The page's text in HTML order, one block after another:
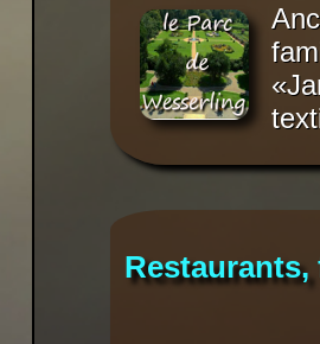
Restaurants,